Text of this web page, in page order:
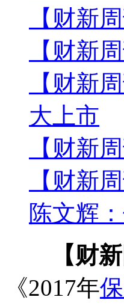
【财新
【财新
【财新
大上市
【财新
【财新
陈文辉
【财
《2017年